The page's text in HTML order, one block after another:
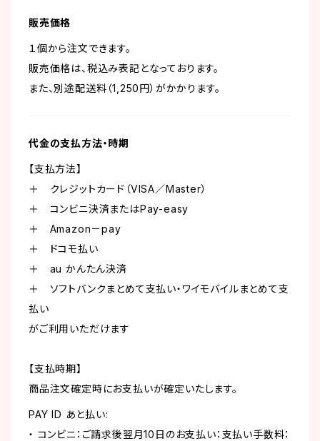
販売価格
１個から注文できます。
販売価格は、税込み表記となっております。
また、別途配送料（1,250円）がかかります。
代金の支払方法・時期
【支払方法】
＋ クレジットカード（VISA／Master）
＋ コンビニ決済またはPay-easy
＋ Amazon－pay
＋ ドコモ払い
＋ au かんたん決済
＋ ソフトバンクまとめて支払い・ワイモバイルまとめて支
払い
がご利用いただけます
【支払時期】
商品注文確定時にお支払いが確定いたします。
PAY ID あと払い:
・ コンビニ：ご請求後翌月10日のお支払い：支払い手数料：